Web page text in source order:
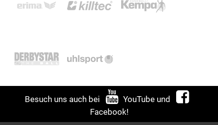
Besuch uns auch bei YouTubeund
Facebook!